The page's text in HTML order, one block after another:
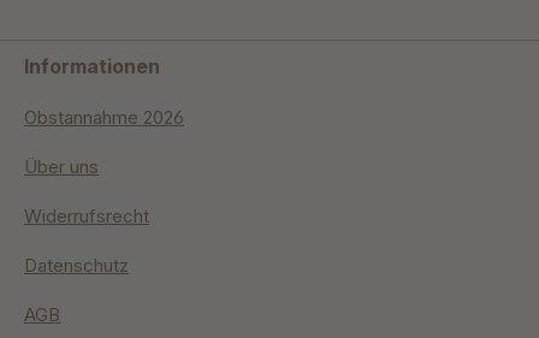
Informationen
Obstannahme 2026
Über uns
Widerrufsrecht
Datenschutz
AGB